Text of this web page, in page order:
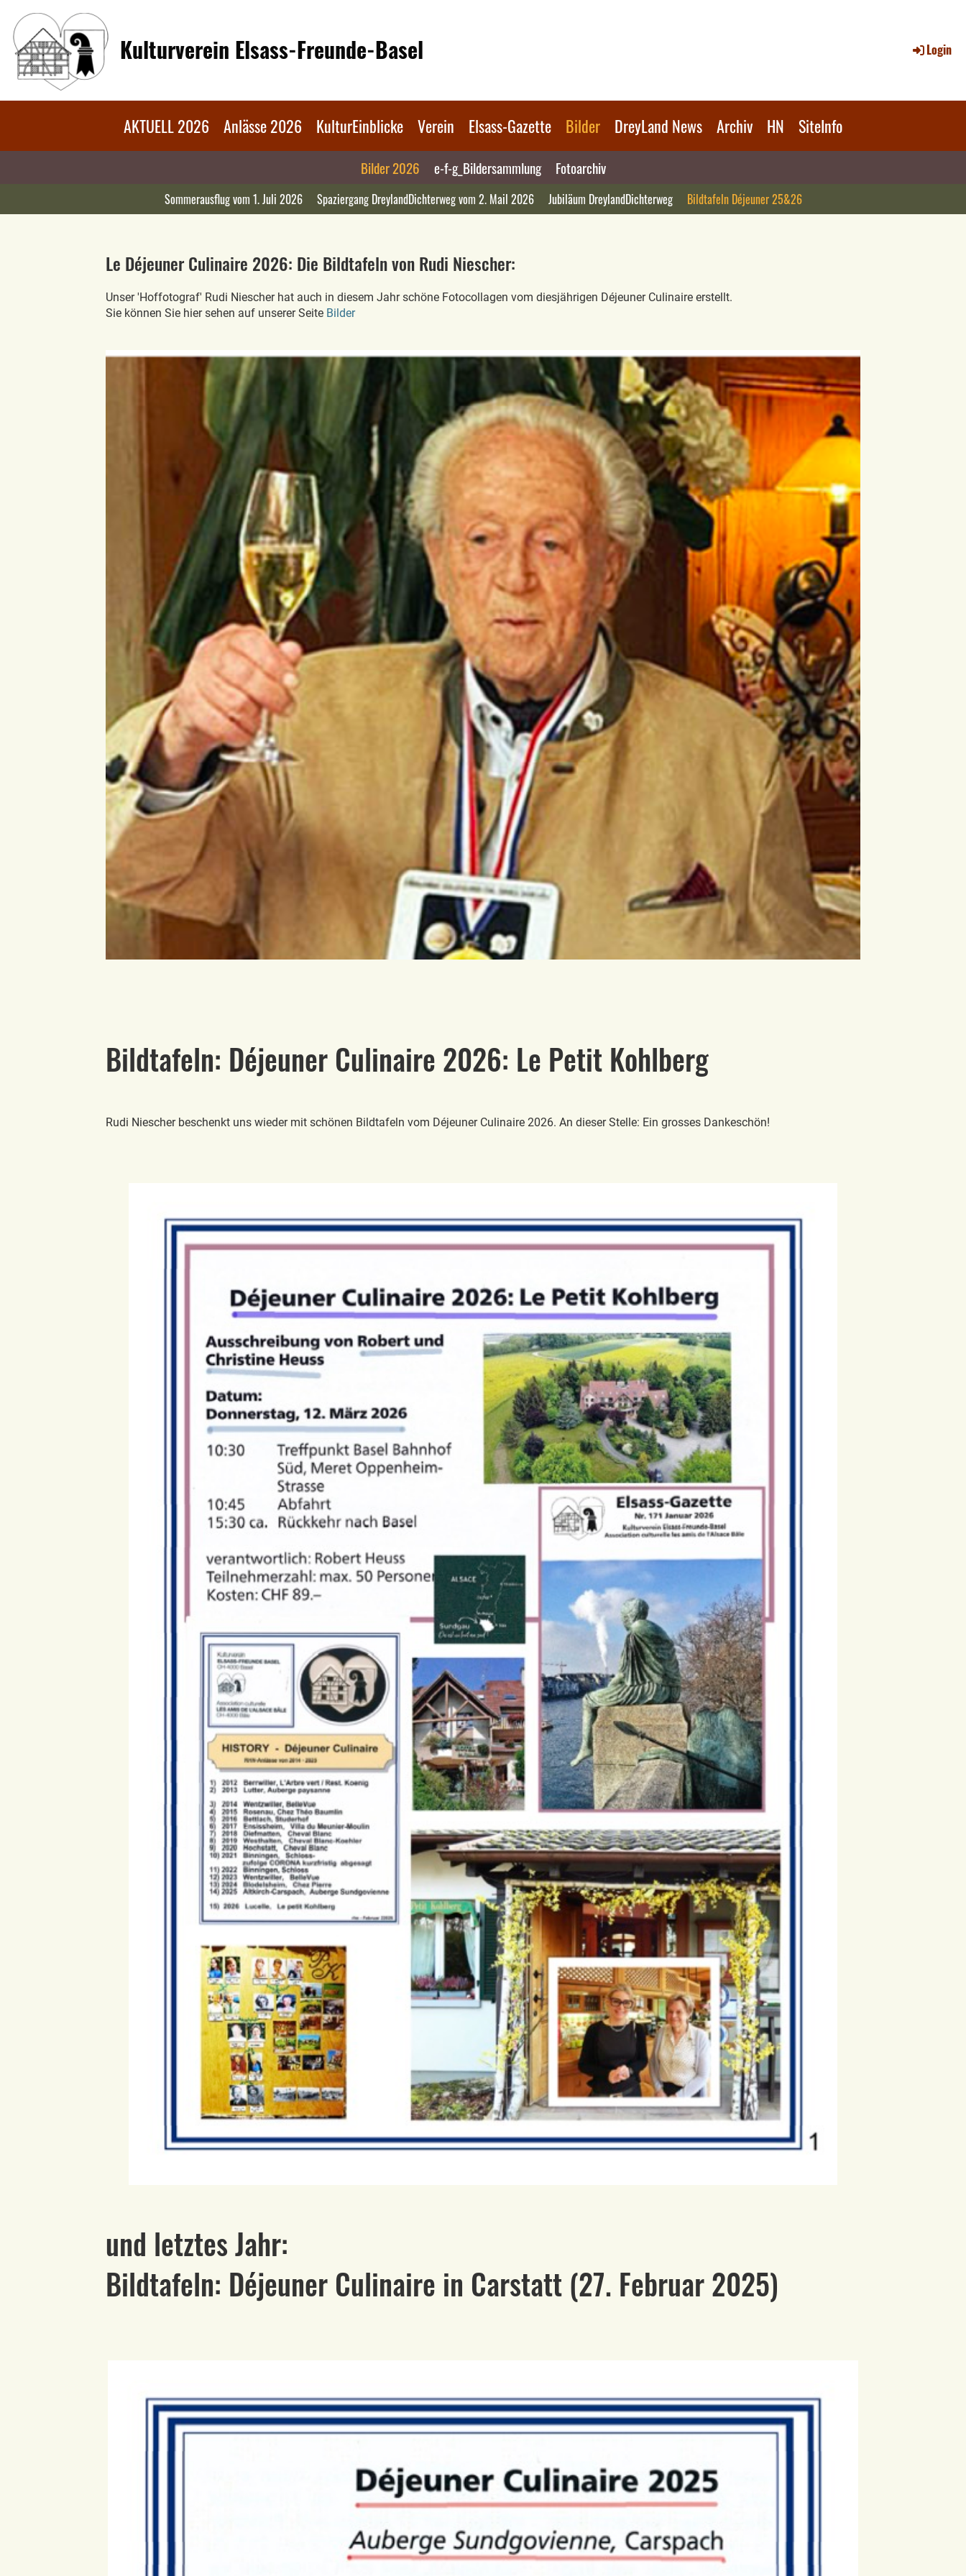
Kulturverein Elsass-Freunde-Basel Login
AKTUELL 2026 Anlässe 2026 KulturEinblicke Verein Elsass-Gazette Bilder DreyLand News Archiv HN SiteInfo
Bilder 2026 e-f-g_Bildersammlung Fotoarchiv
Sommerausflug vom 1. Juli 2026 Spaziergang DreylandDichterweg vom 2. Mail 2026 Jubiläum DreylandDichterweg Bildtafeln Déjeuner 25&26
Le Déjeuner Culinaire 2026: Die Bildtafeln von Rudi Niescher:
Unser 'Hoffotograf' Rudi Niescher hat auch in diesem Jahr schöne Fotocollagen vom diesjährigen Déjeuner Culinaire erstellt.
Sie können Sie hier sehen auf unserer Seite Bilder
Bildtafeln: Déjeuner Culinaire 2026: Le Petit Kohlberg
Rudi Niescher beschenkt uns wieder mit schönen Bildtafeln vom Déjeuner Culinaire 2026. An dieser Stelle: Ein grosses Dankeschön!
und letztes Jahr:
Bildtafeln: Déjeuner Culinaire in Carstatt (27. Februar 2025)